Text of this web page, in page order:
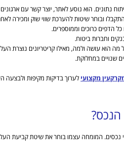
נתונים. הוא נוסע לאתר, יוצר קשר עם
ובוחר שיטות להערכת שווי שוק ומכירה
הדפים כרוכים וממוספרים.
וחברות ביטוח.
מה הוא עושה ולמה, מאילו קריטריונים נוצרת
שנויים במחלוקת.
מקצועי לערוך בדיקות מקיפות ולבצעה
הנכס?
נכסים. המומחה עצמו בוחר את שיטת קביעת